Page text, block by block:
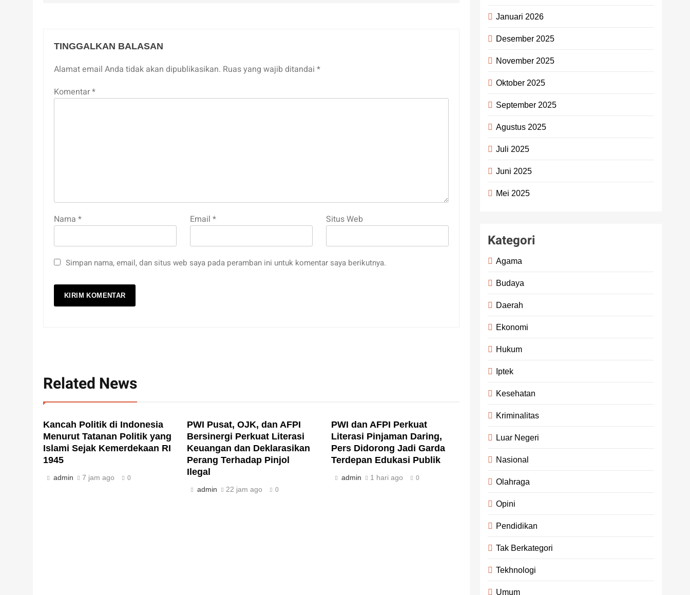
TINGGALKAN BALASAN
Alamat email Anda tidak akan dipublikasikan. Ruas yang wajib ditandai *
Komentar*
Nama * Email* Situs Web
Simpan nama, email, dan situs web saya pada peramban ini untuk komentar saya berikutnya.
Related News
Kancah Politik di Indonesia
Menurut Tatanan Politik yang
Islami Sejak Kemerdekaan RI
1945
admin 7 jam ago 0
PWI Pusat, OJK, dan AFPI
Bersinergi Perkuat Literasi
Keuangan dan Deklarasikan
Perang Terhadap Pinjol
Ilegal
admin 22 jam ago 0
PWI dan AFPI Perkuat
Literasi Pinjaman Daring,
Pers Didorong Jadi Garda
Terdepan Edukasi Publik
admin 1 hari ago 0
Januari 2026
Desember 2025
November 2025
Oktober 2025
September 2025
Agustus 2025
Juli 2025
Juni 2025
Mei 2025
Kategori
Agama
Budaya
Daerah
Ekonomi
Hukum
Iptek
Kesehatan
Kriminalitas
Luar Negeri
Nasional
Olahraga
Opini
Pendidikan
Tak Berkategori
Tekhnologi
Umum